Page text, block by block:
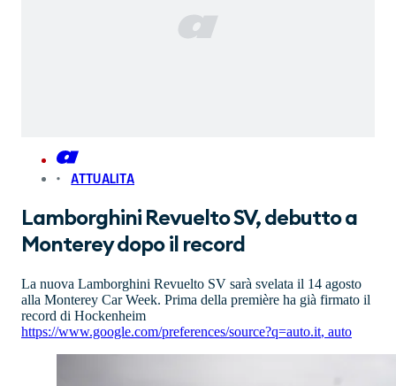
ATTUALITA
Lamborghini Revuelto SV, debutto a
Monterey dopo il record
La nuova Lamborghini Revuelto SV sarà svelata il 14 agosto
alla Monterey Car Week. Prima della première ha già firmato il
record di Hockenheim
https://www.google.com/preferences/source?q=auto.it, auto